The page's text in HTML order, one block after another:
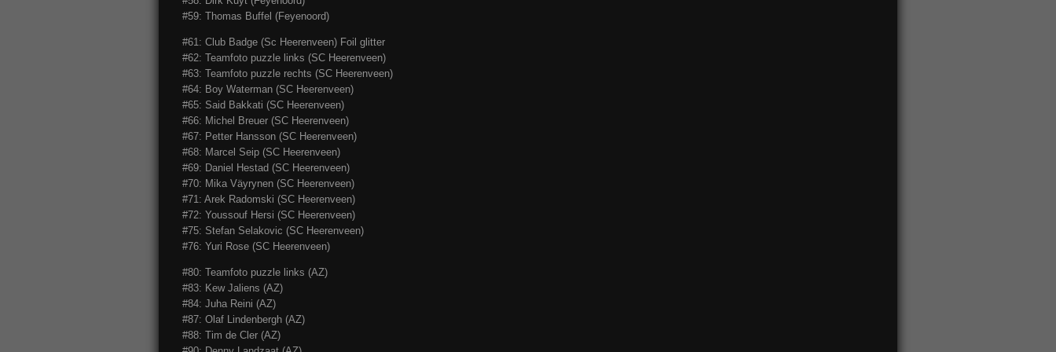
#59: Thomas Buffel (Feyenoord)
#61: Club Badge (Sc Heerenveen) Foil glitter
#62: Teamfoto puzzle links (SC Heerenveen)
#63: Teamfoto puzzle rechts (SC Heerenveen)
#64: Boy Waterman (SC Heerenveen)
#65: Said Bakkati (SC Heerenveen)
#66: Michel Breuer (SC Heerenveen)
#67: Petter Hansson (SC Heerenveen)
#68: Marcel Seip (SC Heerenveen)
#69: Daniel Hestad (SC Heerenveen)
#70: Mika Väyrynen (SC Heerenveen)
#71: Arek Radomski (SC Heerenveen)
#72: Youssouf Hersi (SC Heerenveen)
#75: Stefan Selakovic (SC Heerenveen)
#76: Yuri Rose (SC Heerenveen)
#80: Teamfoto puzzle links (AZ)
#83: Kew Jaliens (AZ)
#84: Juha Reini (AZ)
#87: Olaf Lindenbergh (AZ)
#88: Tim de Cler (AZ)